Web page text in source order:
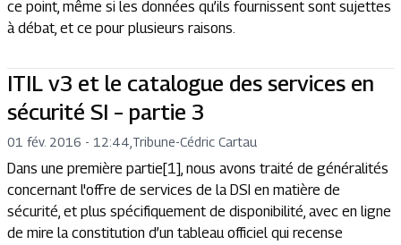
ce point, même si les données qu’ils fournissent sont sujettes
à débat, et ce pour plusieurs raisons.
ITIL v3 et le catalogue des services en
sécurité SI – partie 3
01 fév. 2016 - 12:44 Tribune-Cédric Cartau
Dans une première partie[1], nous avons traité de généralités
concernant l'offre de services de la DSI en matière de
sécurité, et plus spécifiquement de disponibilité, avec en ligne
de mire la constitution d’un tableau officiel qui recense